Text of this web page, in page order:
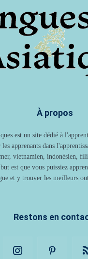
À propos
est un site dédié à
apprenants dans
vietnamien, indonésien,
est que vous puissiez
et y trouver les meilleurs
Restons en